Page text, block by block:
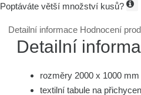
Poptáváte větší množství kusů?
Detailní informace Hodnocení
Detailní
rozměry 2000 x 1000 mm
textilní tabule na